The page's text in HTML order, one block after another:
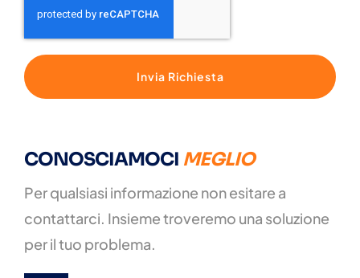
Invia Richiesta
CONOSCIAMOCI MEGLIO
Per qualsiasi informazione non esitare a
contattarci. Insieme troveremo una soluzione
per il tuo problema.